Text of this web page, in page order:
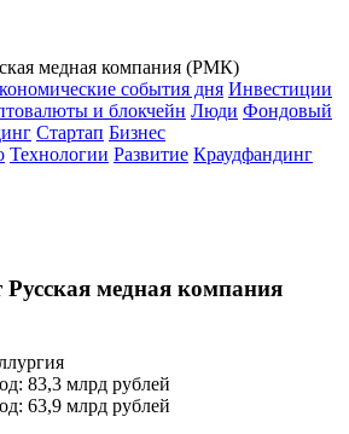
медная компания (РМК)
события дня Инвестиции
и блокчейн Люди Фондовый
Стартап Бизнес
Технологии Развитие Краудфандинг
Русская медная компания
83,3 млрд рублей
63,9 млрд рублей